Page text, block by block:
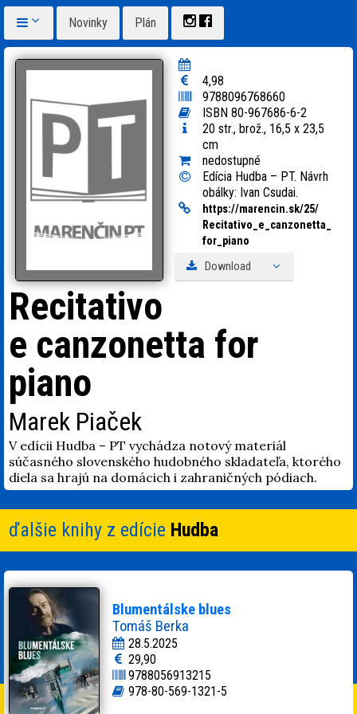
Novinky Plán
4,98
9788096768660
ISBN 80-967686-6-2
20 str., brož., 16,5 x 23,5
cm
nedostupné
Edícia Hudba – PT. Návrh
obálky: Ivan Csudai.
https://marencin.sk/25/
Recitativo_ e_ canzonetta_
for_ piano
Download
Recitativo
e canzonetta for
piano
Marek Piaček
V edícii Hudba – PT vychádza notový materiál
súčasného slovenského hudobného skladateľa, ktorého
diela sa hrajú na domácich i zahraničných pódiach.
ďalšie knihy z edície Hudba
Blumentálske blues
Tomáš Berka
28.5.2025
29,90
9788056913215
978-80-569-1321-5